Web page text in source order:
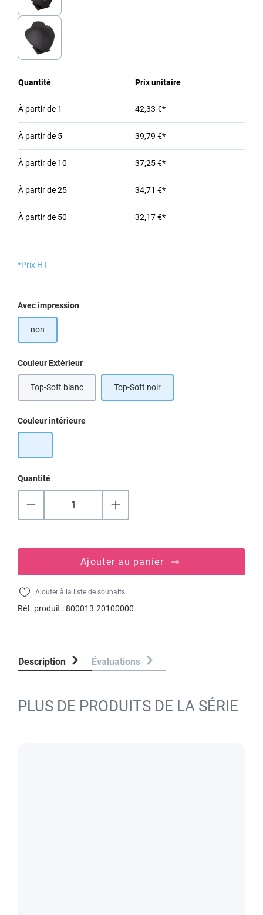
Quantité Prix unitaire
À partir de 1 42,33 €*
À partir de 5 39,79 €*
À partir de 10 37,25 €*
À partir de25 34,71 €*
À partir de 50 32,17 €*
*Prix HT
Sélectionnez
Avec impression
non
Sélectionnez
Couleur Extèrieur
Top-Soft blanc Top-Soft noir
Sélectionnez
Couleur intérieure
-
Quantité
Ajouter au panier
Ajouter à la liste de souhaits
Réf. produit :800013.20100000
Description Évaluations
PLUS DE PRODUITS DE LA SÉRIE